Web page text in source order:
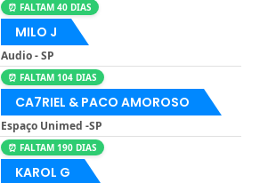
⏰ FALTAM 40 DIAS
MILO J
Audio - SP
⏰ FALTAM 104 DIAS
CA7RIEL & PACO AMOROSO
Espaço Unimed -SP
⏰ FALTAM 190 DIAS
KAROL G